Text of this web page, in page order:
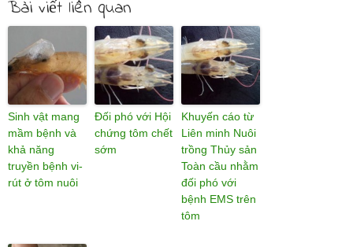
Bài viết liên quan
Sinh vật mang
mầm bệnh và
khả năng
truyền bệnh vi-
rút ở tôm nuôi
Đối phó với Hội
chứng tôm chết
sớm
Khuyến cáo từ
Liên minh Nuôi
trồng Thủy sản
Toàn cầu nhằm
đối phó với
bệnh EMS trên
tôm